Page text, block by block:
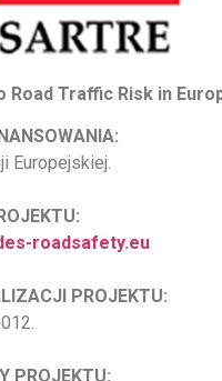
Traffic Risk in
Europejskiej.
roadsafety.eu
PROJEKTU:
PROJEKTU: